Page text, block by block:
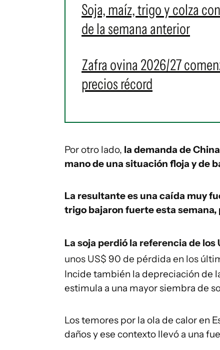
Soja, maíz, trigo y colza
de la semana anterior
Zafra ovina 2026/27
precios récord
Por otro lado, la demanda de
mano de una situación floja y de
La resultante es una caída muy
trigo bajaron fuerte esta
La soja perdió la referencia de
unos US$ 90 de pérdida en los
Incide también la depreciación de
estimula a una mayor siembra de
Los temores por la ola de calor en
daños y ese contexto llevó a una